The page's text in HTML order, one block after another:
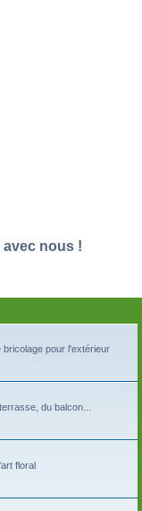
nous !
pour l'extérieur
du balcon...
floral